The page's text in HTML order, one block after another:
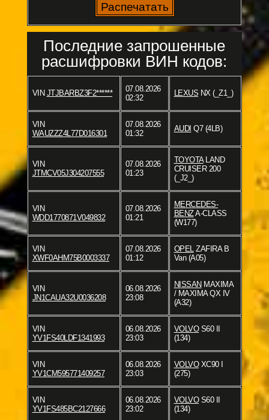
Последние запрошенные
расшифровки ВИН кодов:
VIN JTJBARBZ3F2******
07.08.2026
02:32
LEXUS NX (_Z1_)
VIN
WAUZZZ4L77D016301
07.08.2026
01:32
AUDI Q7 (4LB)
VIN
JTMCV05J304207555
07.08.2026
01:23
TOYOTALAND
CRUISER 200
(_J2_)
VIN
WDD1770871V049832
07.08.2026
01:21
MERCEDES-
BENZA-CLASS
(W177)
VIN
XWF0AHM75B0003337
07.08.2026
01:12
OPELZAFIRA B
Van (A05)
VIN
JN1CAUA32U0036208
06.08.2026
23:08
NISSAN MAXIMA
/ MAXIMA QX IV
(A32)
VIN
YV1FS40LDF1341993
06.08.2026
23:03
VOLVOS60 II
(134)
VIN
YV1CM595771409257
06.08.2026
23:03
VOLVOXC90 I
(275)
VIN
YV1FS485BC2127666
06.08.2026
23:02
VOLVOS60 II
(134)